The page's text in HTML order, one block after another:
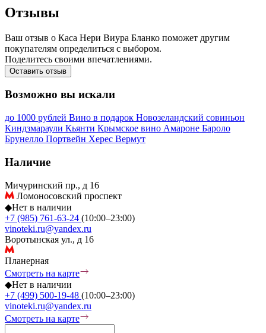
Отзывы
Ваш отзыв о Каса Нери Виура Бланко поможет другим
покупателям определиться с выбором.
Поделитесь своими впечатлениями.
Оставить отзыв
Возможно вы искали
до 1000 рублей Вино в подарок Новозеландский совиньон
Киндзмараули Кьянти Крымское вино Амароне Бароло
Брунелло Портвейн Херес Вермут
Наличие
Мичуринский пр., д 16
Ломоносовский проспект
◆Нет в наличии
+7 (985) 761-63-24 (10:00–23:00)
vinoteki.ru@yandex.ru
Воротынская ул., д 16
Планерная
Смотреть на карте
◆Нет в наличии
+7 (499) 500-19-48 (10:00–23:00)
vinoteki.ru@yandex.ru
Смотреть на карте